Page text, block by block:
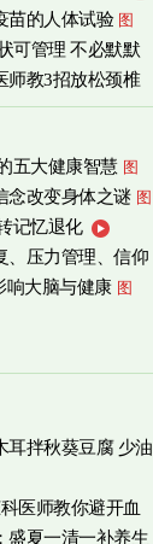
苗的人体试验 图
可管理 不必默默
师教3招放松颈椎
五大健康智慧 图
念改变身体之谜 图
记忆退化
、压力管理、信仰
响大脑与健康 图
耳拌秋葵豆腐 少油
医师教你避开血
盛夏一清一补养生